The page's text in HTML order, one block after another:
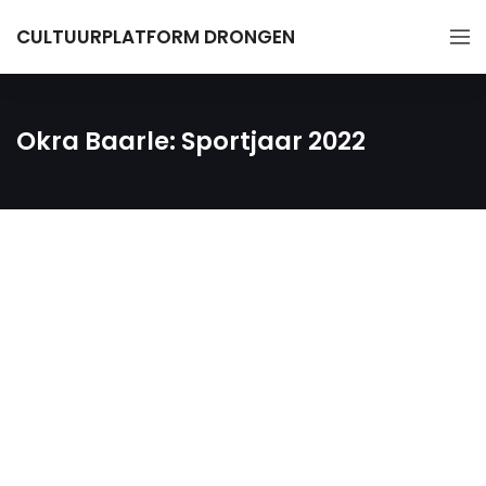
CULTUURPLATFORM DRONGEN
Okra Baarle: Sportjaar 2022